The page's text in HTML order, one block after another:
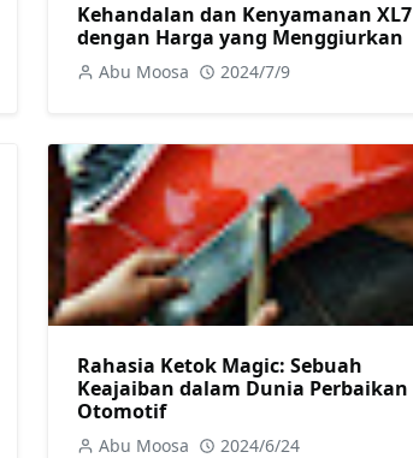
Kehandalan dan Kenyamanan XL7
dengan Harga yang Menggiurkan
Abu Moosa 2024/7/9
Rahasia Ketok Magic: Sebuah
Keajaiban dalam Dunia Perbaikan
Otomotif
Abu Moosa 2024/6/24